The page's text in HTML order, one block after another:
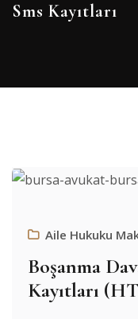
Sms Kayıtları
Aile Hukuku
Boşanma
Kayıtları